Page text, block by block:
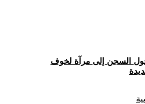
السجن إلى مرآة لخوف